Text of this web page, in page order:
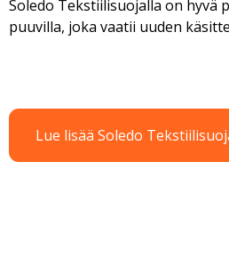
Soledo Tekstiilisuojalla on hyvä
puuvilla, joka vaatii uuden
Lue lisää Soledo